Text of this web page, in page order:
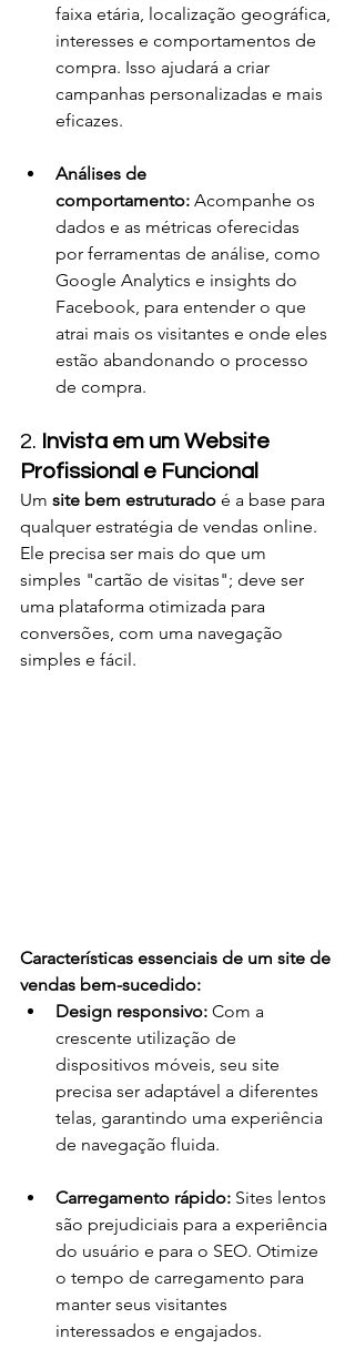
faixa etária, localização geográfica,
interesses e comportamentos de
compra. Isso ajudará a criar
campanhas personalizadas e mais
eficazes.
Análises de
comportamento: Acompanhe os
dados e as métricas oferecidas
por ferramentas de análise, como
Google Analytics e insights do
Facebook, para entender o que
atrai mais os visitantes e onde eles
estão abandonando o processo
de compra.
2. Invista em um Website
Profissional e Funcional
Um site bem estruturado é a base para
qualquer estratégia de vendas online.
Ele precisa ser mais do que um
simples "cartão de visitas"; deve ser
uma plataforma otimizada para
conversões, com uma navegação
simples e fácil.
Características essenciais de um site de
vendas bem-sucedido:
Design responsivo: Com a
crescente utilização de
dispositivos móveis, seu site
precisa ser adaptável a diferentes
telas, garantindo uma experiência
de navegação fluida.
Carregamento rápido: Sites lentos
são prejudiciais para a experiência
do usuário e para o SEO. Otimize
o tempo de carregamento para
manter seus visitantes
interessados e engajados.